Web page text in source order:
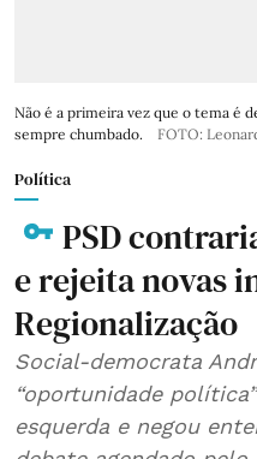
Não é a primeira vez que o tema é
sempre chumbado.
FOTO:
Política
PSD
e rejeita novas
Regionalização
Social-democrata
“oportunidade
esquerda e negou